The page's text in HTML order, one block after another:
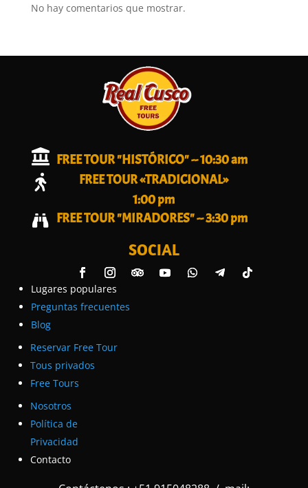
No hay comentarios que mostrar.
 FREE TOUR "HISTÓRICO" -- 10:30 am

FREE TOUR «TRADICIONAL»
1:00 pm
 FREE TOUR "MIRADORES" -- 3:30 pm
SOCIAL
Lugares populares
Preguntas frecuentes
Blog
Reservar Free Tour
Tous privados
Free Tours
Nosotros
Política de
Privacidad
Contacto